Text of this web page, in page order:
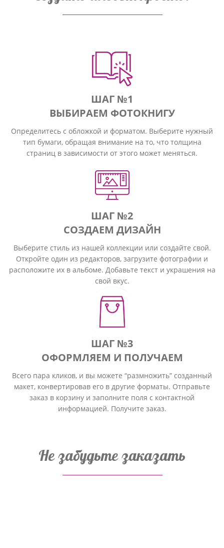
ШАГ №1
ВЫБИРАЕМ ФОТОКНИГУ
Определитесь с обложкой и форматом. Выберите нужный
тип бумаги, обращая внимание на то, что толщина
страниц в зависимости от этого может меняться.
ШАГ №2
СОЗДАЕМ ДИЗАЙН
Выберите стиль из нашей коллекции или создайте свой.
Откройте один из редакторов, загрузите фотографии и
расположите их в альбоме. Добавьте текст и украшения на
свой вкус.
ШАГ №3
ОФОРМЛЯЕМ И ПОЛУЧАЕМ
Всего пара кликов, и вы можете “размножить” созданный
макет, конвертировав его в другие форматы. Отправьте
заказ в корзину и заполните поля с контактной
информацией. Получите заказ.
Не забудьте заказать